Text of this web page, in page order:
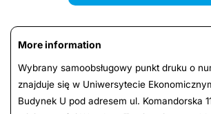
More information
Wybrany samoobsługowy punkt druku o
znajduje się w Uniwersytecie
Budynek U pod adresem ul. Komandorska